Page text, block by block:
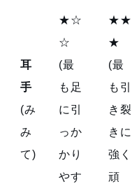
耳
手
(み
み
て)
★☆
☆
(最
も足
に引
っか
かり
やす
★★
★
(最
も引
き裂
きに
強く
頑